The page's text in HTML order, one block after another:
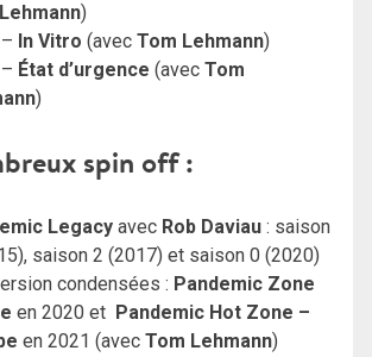
)
In Vitro (avec Tom Lehmann)
État d’urgence (avec Tom
)
spin off :
Legacy avec Rob Daviau : saison
saison 2 (2017) et saison 0 (2020)
condensées : Pandemic Zone
en 2020 et Pandemic Hot Zone –
en 2021 (avec Tom Lehmann)